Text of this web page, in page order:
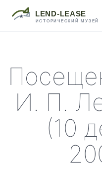
И. П.
(10